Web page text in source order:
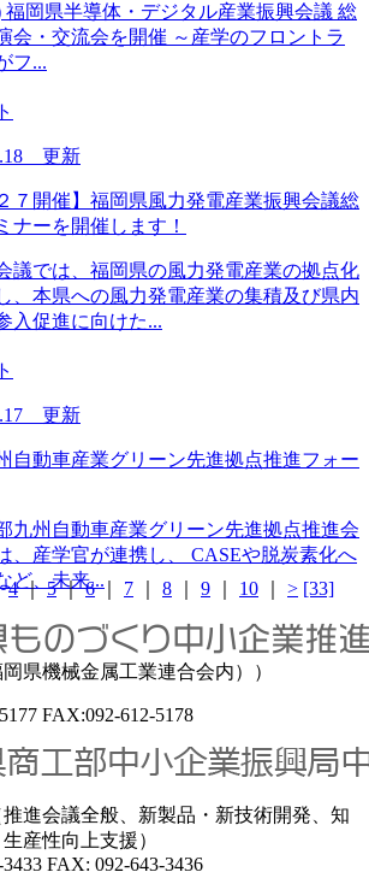
福岡県半導体・デジタル産業振興会議 総
会・交流会を開催 ～産学のフロントラ
フ...
更新
７開催】福岡県風力発電産業振興会議総
ナーを開催します！
議では、福岡県の風力発電産業の拠点化
、本県への風力発電産業の集積及び県内
入促進に向けた...
更新
自動車産業グリーン先進拠点推進フォー
九州自動車産業グリーン先進拠点推進会
、産学官が連携し、 CASEや脱炭素化へ
ど、未来...
4｜5｜6｜ 7 8 9 10 > [33]
岡県機械金属工業連合会内））
FAX:092-612-5178
進会議全般、新製品・新技術開発、知
産性向上支援）
FAX: 092-643-3436